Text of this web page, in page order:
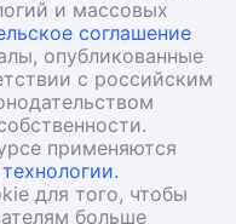
и массовых
соглашение
опубликованные
с российским
применяются
для того, чтобы
больше